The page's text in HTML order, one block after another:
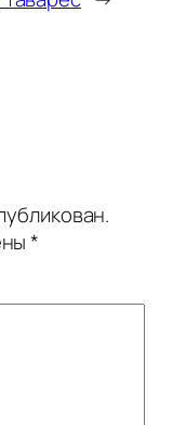
*